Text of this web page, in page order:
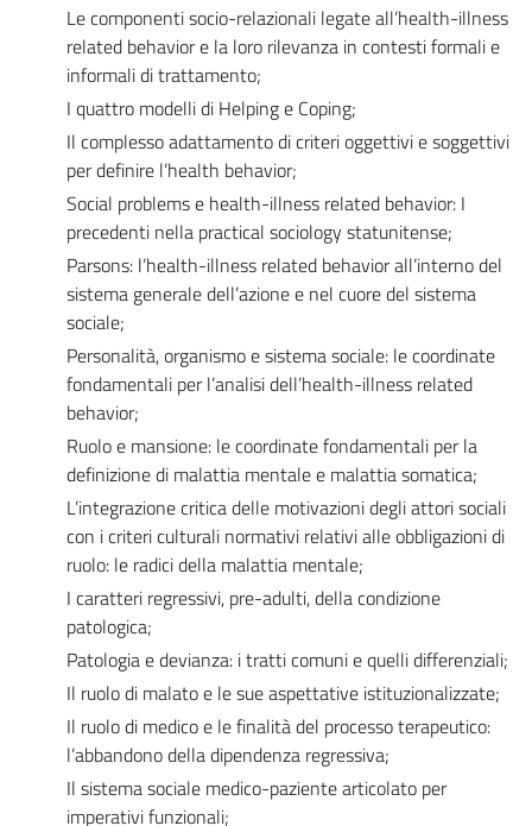
Le componenti socio-relazionali legate all’health-illness
related behavior e la loro rilevanza in contesti formali e
informali di trattamento;
I quattro modelli di Helping e Coping;
Il complesso adattamento di criteri oggettivi e soggettivi
per definire l’health behavior;
Social problems e health-illness related behavior: I
precedenti nella practical sociology statunitense;
Parsons: l’health-illness related behavior all’interno del
sistema generale dell’azione e nel cuore del sistema
sociale;
Personalità, organismo e sistema sociale: le coordinate
fondamentali per l’analisi dell’health-illness related
behavior;
Ruolo e mansione: le coordinate fondamentali per la
definizione di malattia mentale e malattia somatica;
L’integrazione critica delle motivazioni degli attori sociali
con i criteri culturali normativi relativi alle obbligazioni di
ruolo: le radici della malattia mentale;
I caratteri regressivi, pre-adulti, della condizione
patologica;
Patologia e devianza: i tratti comuni e quelli differenziali;
Il ruolo di malato e le sue aspettative istituzionalizzate;
Il ruolo di medico e le finalità del processo terapeutico:
l’abbandono della dipendenza regressiva;
Il sistema sociale medico-paziente articolato per
imperativi funzionali;